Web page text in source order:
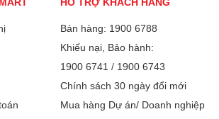
toàn, bền bỉ và tiết kiệm điện. Với hệ
công nghệ Ion Bạc Ag+, thanh đốt đồng
tráng men Titan cùng lớp cách nhiệt
48 giờ, sản phẩm mang đến nguồn
tiện nghi và an tâm trong suốt quá trình
Bình chứa tráng men Titan
Chức năng khuyến cáo nhiệt độ an
Bán hàng: 1900 6788
Khiếu nại, Bảo hành:
1900 6741 / 1900 6743
Chính sách 30 ngày đổi mới
Mua hàng Dự án/ Doanh nghiệp